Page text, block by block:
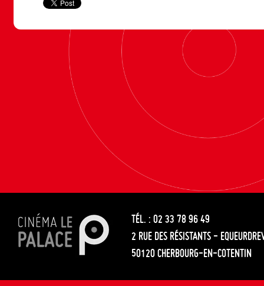
TÉL. : 02 33 78 96 49
2 RUE DES RÉSISTANTS -
50120 CHERBOURG-EN-COTENTIN